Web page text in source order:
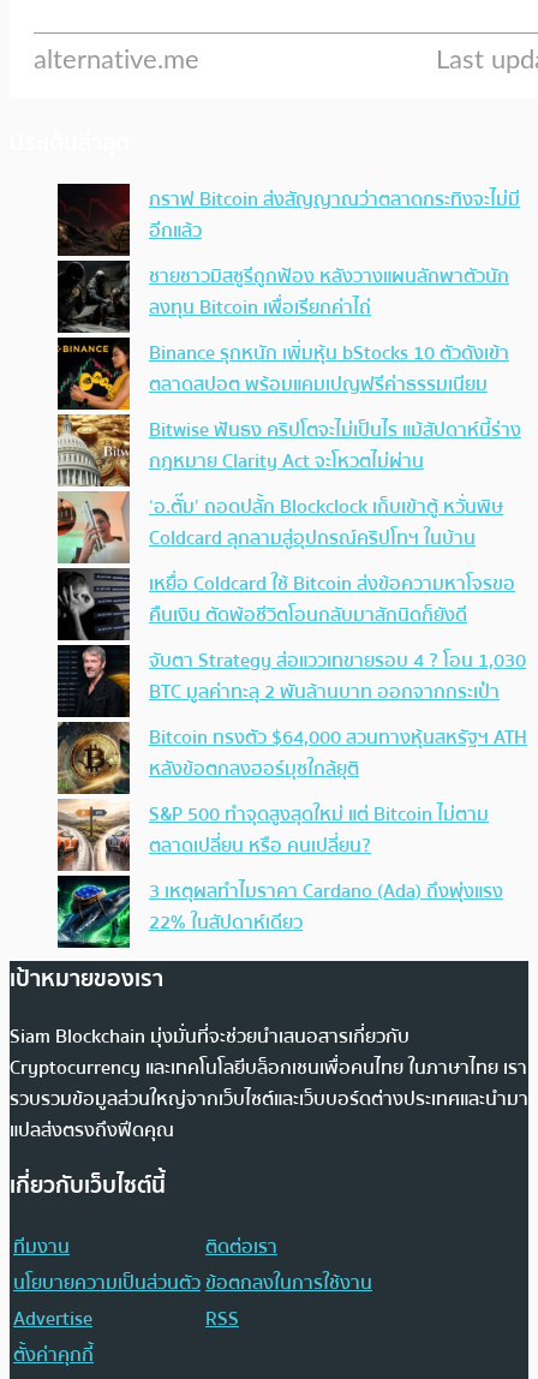
กราฟ Bitcoin ส่งสัญญาณว่าตลาดกระทิงจะไม่มี
อีกแล้ว
ชายชาวมิสซูรีถูกฟ้อง หลังวางแผนลักพาตัวนัก
ลงทุน Bitcoin เพื่อเรียกค่าไถ่
Binance รุกหนัก เพิ่มหุ้น bStocks 10 ตัวดังเข้า
ตลาดสปอต พร้อมแคมเปญฟรีค่าธรรมเนียม
Bitwise ฟันธง คริปโตจะไม่เป็นไร แม้สัปดาห์นี้ร่าง
กฎหมาย Clarity Act จะโหวตไม่ผ่าน
‘อ.ตั๊ม’ ถอดปลั้ก Blockclock เก็บเข้าตู้ หวั่นพิษ
Coldcard ลุกลามสู่อุปกรณ์คริปโทฯ ในบ้าน
เหยื่อ Coldcard ใช้ Bitcoin ส่งข้อความหาโจรขอ
คืนเงิน ตัดพ้อชีวิตโอนกลับมาสักนิดก็ยังดี
จับตา Strategy ส่อแววเทขายรอบ 4 ? โอน 1,030
BTC มูลค่าทะลุ 2 พันล้านบาท ออกจากกระเป๋า
Bitcoin ทรงตัว $64,000 สวนทางหุ้นสหรัฐฯ ATH
หลังข้อตกลงฮอร์มุซใกล้ยุติ
S&P 500 ทำจุดสูงสุดใหม่ แต่ Bitcoin ไม่ตาม
ตลาดเปลี่ยน หรือ คนเปลี่ยน?
3 เหตุผลทำไมราคา Cardano (Ada) ถึงพุ่งแรง
22% ในสัปดาห์เดียว
เป้าหมายของเรา
Siam Blockchain มุ่งมั่นที่จะช่วยนำเสนอสารเกี่ยวกับ
Cryptocurrency และเทคโนโลยีบล็อกเชนเพื่อคนไทย ในภาษาไทย เรา
รวบรวมข้อมูลส่วนใหญ่จากเว็บไซต์และเว็บบอร์ดต่างประเทศและนำมา
แปลส่งตรงถึงฟีดคุณ
เกี่ยวกับเว็บไซต์นี้
ทีมงาน
ติดต่อเรา
นโยบายความเป็นส่วนตัวข้อตกลงในการใช้งาน
Advertise
RSS
ตั้งค่าคุกกี้